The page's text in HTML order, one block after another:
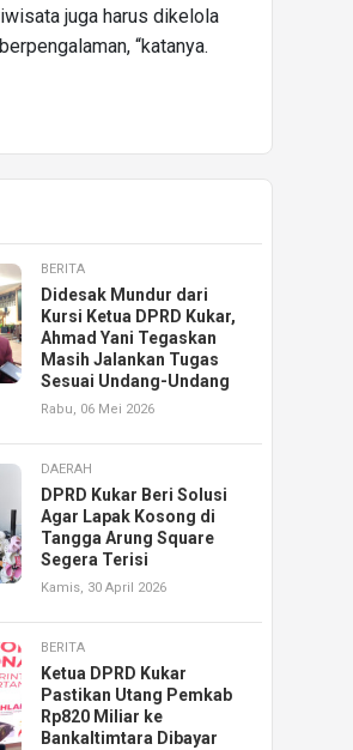
juga harus dikelola
“katanya.
BERITA
Didesak Mundur dari
Kursi Ketua DPRD Kukar,
Ahmad Yani Tegaskan
Masih Jalankan Tugas
Sesuai Undang-Undang
Rabu, 06 Mei 2026
DAERAH
DPRD Kukar Beri Solusi
Agar Lapak Kosong di
Tangga Arung Square
Segera Terisi
Kamis, 30 April 2026
BERITA
Ketua DPRD Kukar
Pastikan Utang Pemkab
Rp820 Miliar ke
Bankaltimtara Dibayar